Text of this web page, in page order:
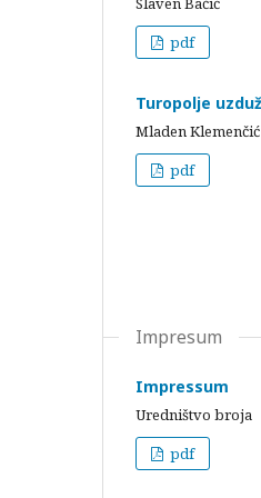
pdf
Turopolje
Mladen Klemenčić
pdf
Impresum
Impressum
Uredništvo broja
pdf